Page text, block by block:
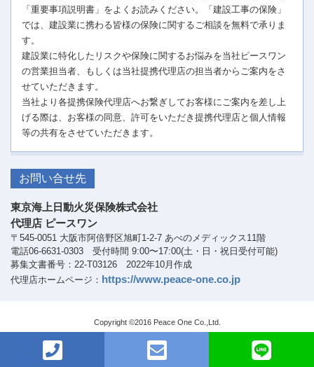
「重要事項説明書」をよくお読みください。「建設工事の保険」
では、建設業に携わる皆様の保険に関するご相談を無料で承りま
す。
建設業に特化したリスクや保険に関するお悩みを当社ピースワン
の営業担当者、もしくは当社提携代理店の担当者からご案内をさ
せていただきます。
当社より各提携保険代理店へお繋ぎしてお客様にご案内を差し上
げる際は、お客様の同意、許可をいただき提携代理店と個人情報
等の共有をさせていただきます。
お問い合せ先
東京海上日動火災保険株式会社
代理店 ピースワン
〒545-0051 大阪市阿倍野区旭町1-2-7 あべのメディックス11階
電話06-6631-0303 受付時間 9:00〜17:00(土・日・祝日受付可能)
募集文書番号：22-T03126 2022年10月作成
代理店ホームページ： https://www.peace-one.co.jp
Copyright ©2016 Peace One Co.,Ltd.